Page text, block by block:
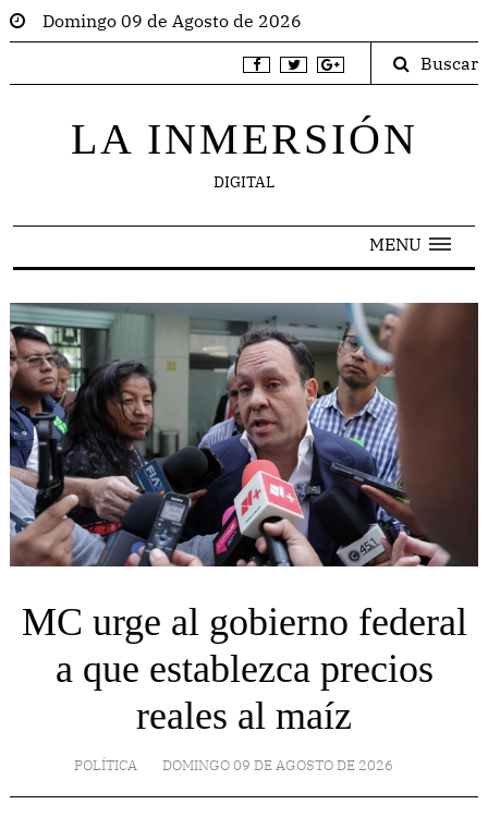
Domingo 09 de Agosto de 2026
Buscar
LA INMERSIÓN
DIGITAL
MENU
MC urge al gobierno federal
a que establezca precios
reales al maíz
POLÍTICA DOMINGO 09 DE AGOSTO DE 2026